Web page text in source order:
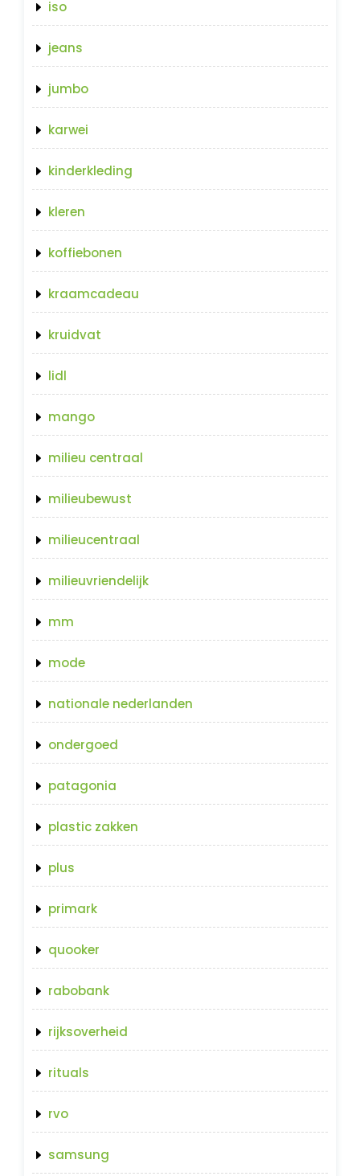
iso
jeans
jumbo
karwei
kinderkleding
kleren
koffiebonen
kraamcadeau
kruidvat
lidl
mango
milieu centraal
milieubewust
milieucentraal
milieuvriendelijk
mm
mode
nationale nederlanden
ondergoed
patagonia
plastic zakken
plus
primark
quooker
rabobank
rijksoverheid
rituals
rvo
samsung